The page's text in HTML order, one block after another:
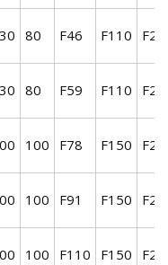
80 F46 F110 F25
80 F59 F110 F25
100 F78 F150 F25
100 F91 F150 F25
100 F110 F150 F25